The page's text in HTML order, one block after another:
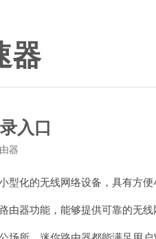
器
入口
器
化的无线网络设备，具有方便
器功能，能够提供可靠的无线